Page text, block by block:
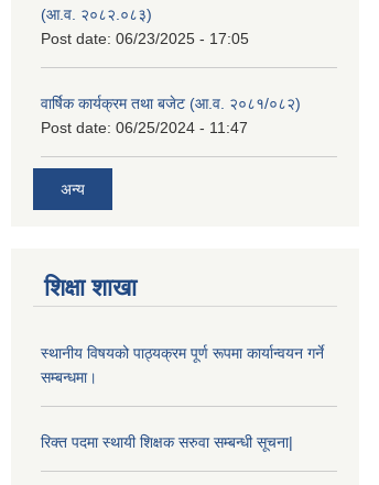
(आ.व. २०८२.०८३)
Post date: 06/23/2025 - 17:05
वार्षिक कार्यक्रम तथा बजेट (आ.व. २०८१/०८२)
Post date: 06/25/2024 - 11:47
अन्य
शिक्षा शाखा
स्थानीय विषयको पाठ्यक्रम पूर्ण रूपमा कार्यान्वयन गर्ने
सम्बन्धमा।
रिक्त पदमा स्थायी शिक्षक सरुवा सम्बन्धी सूचना|